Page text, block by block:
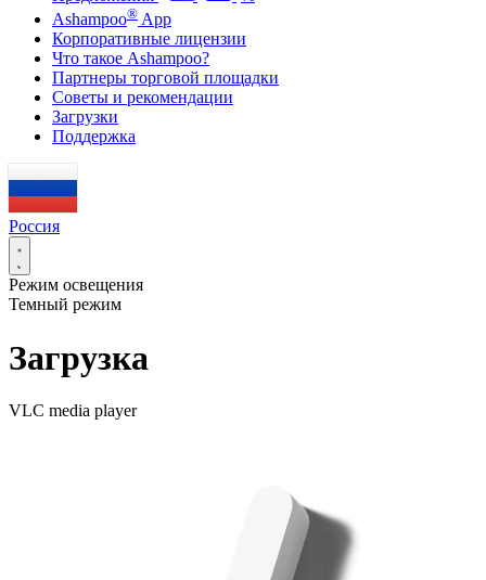
Ashampoo® App
Корпоративные лицензии
Что такое Ashampoo?
Партнеры торговой площадки
Советы и рекомендации
Загрузки
Поддержка
Россия
Режим освещения
Темный режим
Загрузка
VLC media player